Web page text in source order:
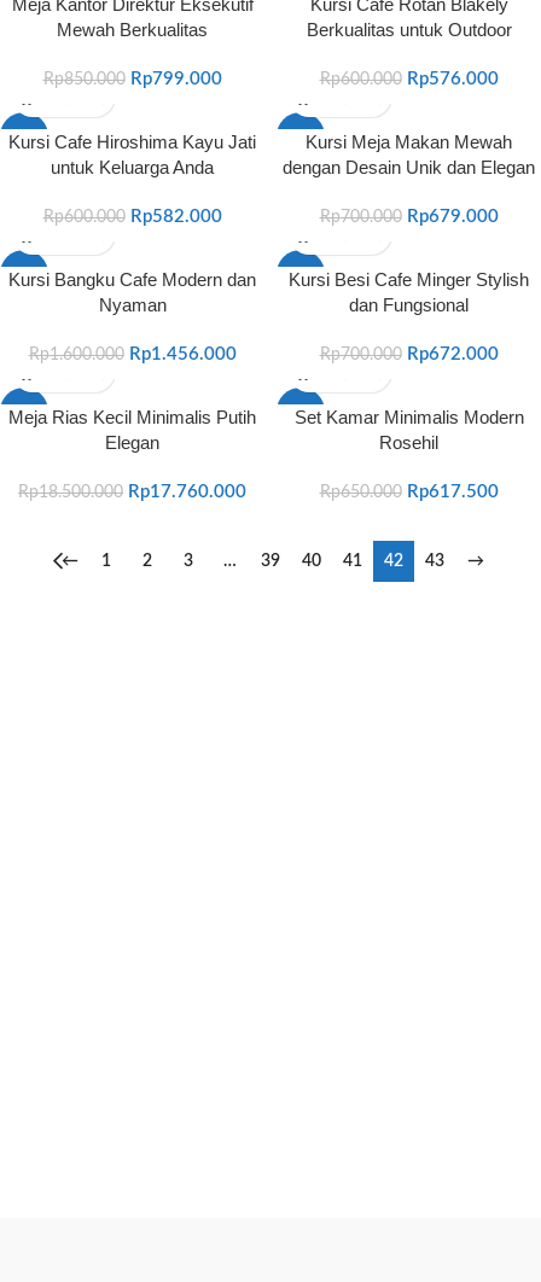
Meja Kantor Direktur Eksekutif
Mewah Berkualitas
Rp850.000 Rp799.000
Kursi Cafe Rotan Blakely
Berkualitas untuk Outdoor
Rp600.000 Rp576.000
-3%
Kursi Cafe Hiroshima Kayu Jati
untuk Keluarga Anda
Rp600.000 Rp582.000
-3%Kursi Meja Makan Mewah
dengan Desain Unik dan Elegan
Rp700.000 Rp679.000
-9%
Kursi Bangku Cafe Modern dan
Nyaman
Rp1.600.000 Rp1.456.000
-4%
Kursi Besi Cafe Minger Stylish
dan Fungsional
Rp700.000 Rp672.000
-4%
Meja Rias Kecil Minimalis Putih
Elegan
Rp18.500.000 Rp17.760.000
-5%
Set Kamar Minimalis Modern
Rosehil
Rp650.000 Rp617.500
← 1 2 3 … 39 40 41 42 43 →